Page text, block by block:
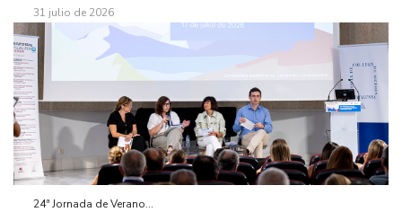
31 julio de 2026
24ª Jornada de Verano...